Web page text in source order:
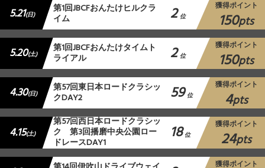
5.21(日) 第1回JBCFおんたけヒルクラ
イム 2 位
獲得ポイント
150pts
5.20(土) 第1回JBCFおんたけタイムト
ライアル 2 位
獲得ポイント
150pts
4.30(日) 第57回東日本ロードクラシッ
クDAY2 59 位
獲得ポイント
4pts
4.15(土)
第57回西日本ロードクラシッ
ク 第3回播磨中央公園ロー
ドレースDAY1 18 位
獲得ポイント
24pts
獲得ポイント